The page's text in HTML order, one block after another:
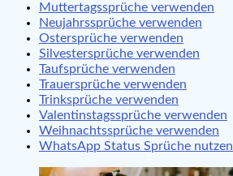
Muttertagssprüche verwenden
Neujahrssprüche verwenden
Ostersprüche verwenden
Silvestersprüche verwenden
Taufsprüche verwenden
Trauersprüche verwenden
Trinksprüche verwenden
Valentinstagssprüche verwenden
Weihnachtssprüche verwenden
WhatsApp Status Sprüche nutzen